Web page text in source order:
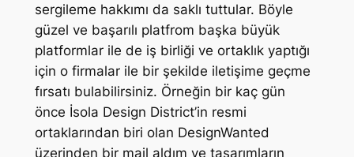
sergileme hakkımı da saklı tuttular. Böyle
güzel ve başarılı platfrom başka büyük
platformlar ile de iş birliği ve ortaklık yaptığı
için o firmalar ile bir şekilde iletişime geçme
fırsatı bulabilirsiniz. Örneğin bir kaç gün
önce İsola Design District’in resmi
ortaklarından biri olan DesignWanted
üzerinden bir mail aldım ve tasarımların